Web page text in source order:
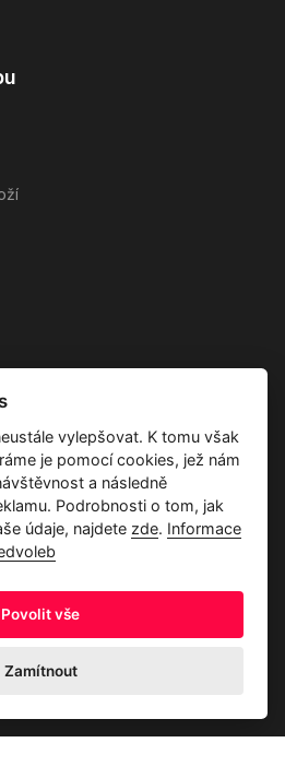
vylepšovat. K tomu však
je pomocí cookies, jež nám
a následně
Podrobnosti o tom, jak
údaje, najdete zde. Informace
Povolit vše
Zamítnout